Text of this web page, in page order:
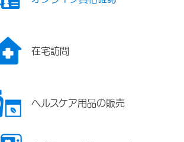
在宅訪問
ヘルスケア用品の販売